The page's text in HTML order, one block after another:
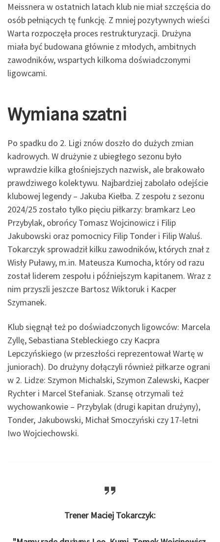
Meissnera w ostatnich latach klub nie miał szczęścia do
osób pełniących tę funkcję. Z mniej pozytywnych wieści
Warta rozpoczęła proces restrukturyzacji. Drużyna
miała być budowana głównie z młodych, ambitnych
zawodników, wspartych kilkoma doświadczonymi
ligowcami.
Wymiana szatni
Po spadku do 2. Ligi znów doszło do dużych zmian
kadrowych. W drużynie z ubiegłego sezonu było
wprawdzie kilka głośniejszych nazwisk, ale brakowało
prawdziwego kolektywu. Najbardziej zabolało odejście
klubowej legendy – Jakuba Kiełba. Z zespołu z sezonu
2024/25 zostało tylko pięciu piłkarzy: bramkarz Leo
Przybylak, obrońcy Tomasz Wojcinowicz i Filip
Jakubowski oraz pomocnicy Filip Tonder i Filip Waluś.
Tokarczyk sprowadził kilku zawodników, których znał z
Wisły Puławy, m.in. Mateusza Kumocha, który od razu
został liderem zespołu i późniejszym kapitanem. Wraz z
nim przyszli jeszcze Bartosz Wiktoruk i Kacper
Szymanek.
Klub sięgnął też po doświadczonych ligowców: Marcela
Zyllę, Sebastiana Stebleckiego czy Kacpra
Lepczyńskiego (w przeszłości reprezentował Wartę w
juniorach). Do drużyny dołączyli również piłkarze ograni
w 2. Lidze: Szymon Michalski, Szymon Zalewski, Kacper
Rychter i Marcel Stefaniak. Szansę otrzymali też
wychowankowie – Przybylak (drugi kapitan drużyny),
Tonder, Jakubowski, Michał Smoczyński czy 17-letni
Iwo Wojciechowski.
Trener Maciej Tokarczyk: